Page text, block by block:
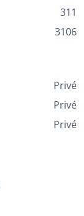
311
3106
Privé
Privé
Privé